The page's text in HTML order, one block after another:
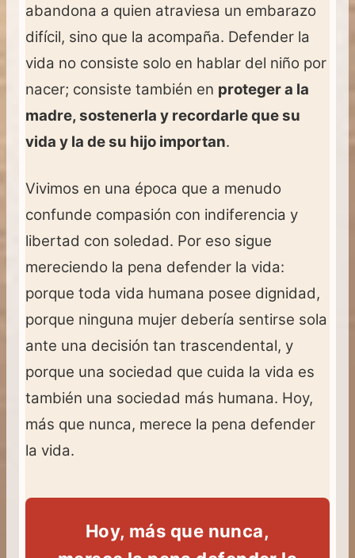
abandona a quien atraviesa un embarazo
difícil, sino que la acompaña. Defender la
vida no consiste solo en hablar del niño por
nacer; consiste también en proteger a la
madre, sostenerla y recordarle que su
vida y la de su hijo importan.
Vivimos en una época que a menudo
confunde compasión con indiferencia y
libertad con soledad. Por eso sigue
mereciendo la pena defender la vida:
porque toda vida humana posee dignidad,
porque ninguna mujer debería sentirse sola
ante una decisión tan trascendental, y
porque una sociedad que cuida la vida es
también una sociedad más humana. Hoy,
más que nunca, merece la pena defender
la vida.
Hoy, más que nunca,